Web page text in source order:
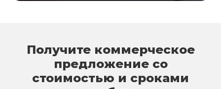
Получите коммерческое
предложение со
стоимостью и сроками